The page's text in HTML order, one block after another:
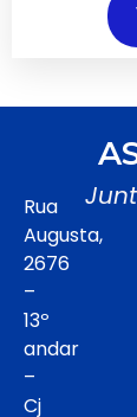
Rua
Augusta,
2676
–
13º
andar
–
Cj